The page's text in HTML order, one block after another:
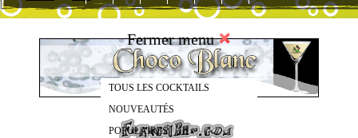
Fermer menu
TOUS LES COCKTAILS
NOUVEAUTÉS
POPULAIRES